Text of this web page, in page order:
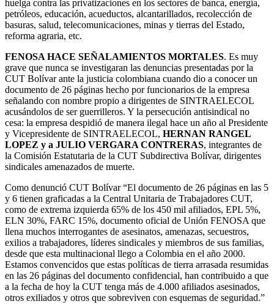
huelga contra las privatizaciones en los sectores de banca, energía,
petróleos, educación, acueductos, alcantarillados, recolección de
basuras, salud, telecomunicaciones, minas y tierras del Estado,
reforma agraria, etc.
FENOSA HACE SEÑALAMIENTOS MORTALES. Es muy
grave que nunca se investigaran las denuncias presentadas por la
CUT Bolívar ante la justicia colombiana cuando dio a conocer un
documento de 26 páginas hecho por funcionarios de la empresa
señalando con nombre propio a dirigentes de SINTRAELECOL
acusándolos de ser guerrilleros. Y la persecución antisindical no
cesa: la empresa despidió de manera ilegal hace un año al Presidente
y Vicepresidente de SINTRAELECOL, HERNAN RANGEL
LOPEZ y a JULIO VERGARA CONTRERAS, integrantes de
la Comisión Estatutaria de la CUT Subdirectiva Bolívar, dirigentes
sindicales amenazados de muerte.
Como denunció CUT Bolívar “El documento de 26 páginas en las 5
y 6 tienen graficadas a la Central Unitaria de Trabajadores CUT,
como de extrema izquierda 65% de los 450 mil afiliados, EPL 5%,
ELN 30%, FARC 15%, documento oficial de Unión FENOSA que
llena muchos interrogantes de asesinatos, amenazas, secuestros,
exilios a trabajadores, líderes sindicales y miembros de sus familias,
desde que esta multinacional llego a Colombia en el año 2000.
Estamos convencidos que estas políticas de tierra arrasada resumidas
en las 26 páginas del documento confidencial, han contribuido a que
a la fecha de hoy la CUT tenga más de 4.000 afiliados asesinados,
otros exiliados y otros que sobreviven con esquemas de seguridad.”